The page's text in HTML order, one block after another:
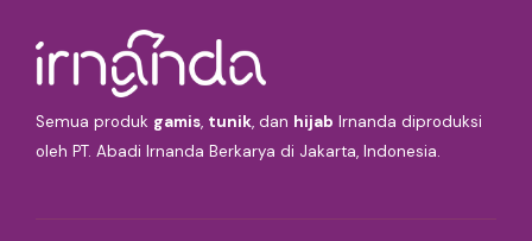
Semua produk gamis, tunik, dan hijab Irnanda diproduksi
oleh PT. Abadi Irnanda Berkarya di Jakarta, Indonesia.